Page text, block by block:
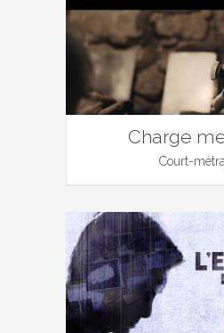
Charge
Court-